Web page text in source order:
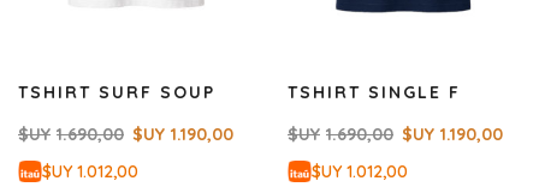
TSHIRT SURF SOUP
$UY 1.690,00 $UY 1.190,00
$UY 1.012,00
TSHIRT SINGLE F
$UY 1.690,00 $UY 1.190,00
$UY 1.012,00